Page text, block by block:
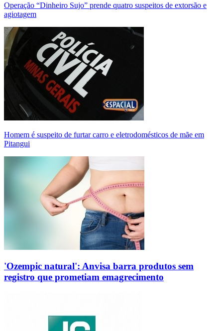
Operação “Dinheiro Sujo” prende quatro suspeitos de extorsão e
agiotagem
Homem é suspeito de furtar carro e eletrodomésticos de mãe em
Pitangui
'Ozempic natural': Anvisa barra produtos sem
registro que prometiam emagrecimento